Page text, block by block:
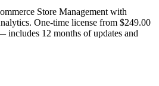
Store Management with
One-time license from $249.00
12 months of updates and